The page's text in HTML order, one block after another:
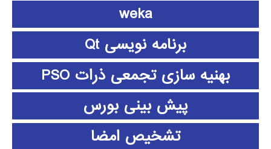
weka
برنامه نویسی Qt
بهنیه سازی تجمعی ذرات PSO
پیش بینی بورس
تشخیص امضا